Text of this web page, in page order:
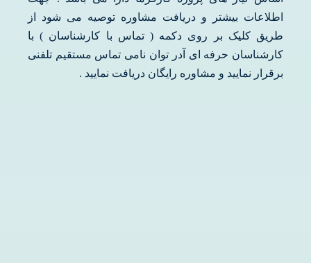
اطلاعات بیشتر و دریافت مشاوره توصیه می شود از
طریق کلیک بر روی دکمه ( تماس با کارشناسان ) با
کارشناسان حرفه ای آدر توان نامی تماس مستقیم تلفنی
برقرار نمایید و مشاوره رایگان دریافت نمایید .